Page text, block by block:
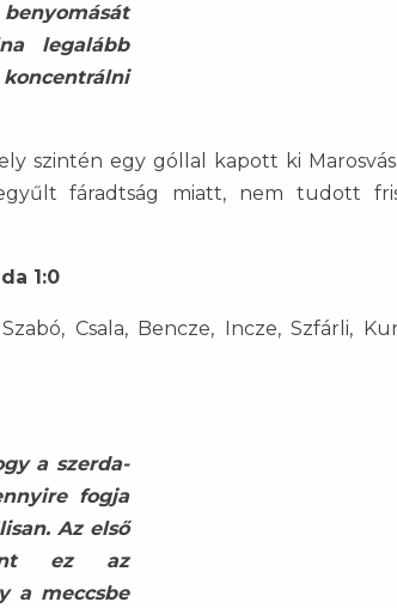
legalább
szintén egy góllal kapott ki
fáradtság miatt, nem tudott
1:0
Csala, Bencze, Incze, Szfárli,
a szerda-
fogja
Az első
ez az
a meccsbe